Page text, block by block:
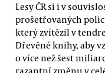
Lesy ČR si i v
prošetřovaných
který zvítězil v
Dřevěné knihy, aby
o více než šest